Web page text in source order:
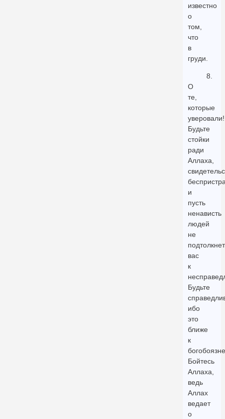
известно
о
том,
что
в
груди.
8.
О
те,
которые
уверовали!
Будьте
стойки
ради
Аллаха,
и
пусть
ненависть
людей
не
подтолкнет
вас
к
Будьте
ибо
это
ближе
к
Бойтесь
Аллаха,
ведь
Аллах
ведает
о